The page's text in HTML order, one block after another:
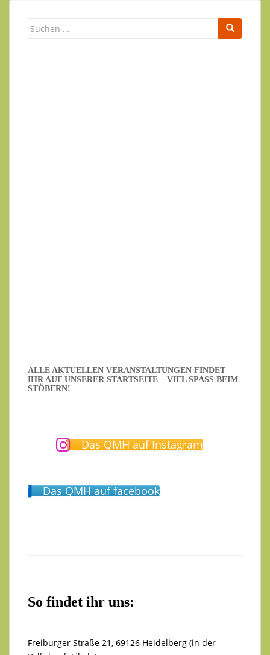
Suchen
ALLE AKTUELLEN VERANSTALTUNGEN FINDET
IHR AUF UNSERER STARTSEITE – VIEL SPASS BEIM S
TÖBERN!
Das QMH auf Instagram
Das QMH auf facebook
So findet ihr uns:
Freiburger Straße 21, 69126 Heidelberg (in der